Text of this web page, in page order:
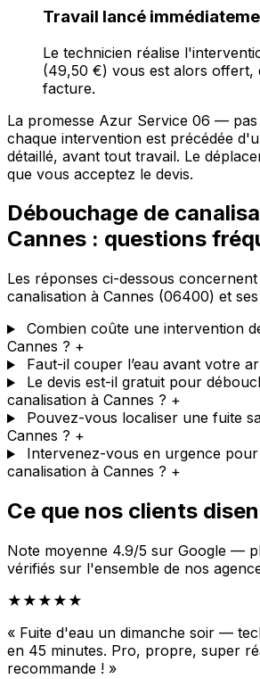
Travail lancé
Le technicien réalise
(49,50 €) vous est alors offert,
facture.
La promesse Azur Service 06 — pas
chaque intervention est précédée
détaillé, avant tout travail. Le
que vous acceptez le devis.
Débouchage de
Cannes : questions
Les réponses ci-dessous
canalisation à Cannes (06400) et
Combien coûte une intervention
Cannes ? +
Faut-il couper l’eau avant votre
Le devis est-il gratuit pour
canalisation à Cannes ? +
Pouvez-vous localiser une fuite
Cannes ? +
Intervenez-vous en urgence
canalisation à Cannes ? +
Ce que nos clients
Note moyenne 4.9/5 sur Google —
vérifiés sur l'ensemble de nos
★★★★★
« Fuite d'eau un dimanche soir —
en 45 minutes. Pro, propre, super
recommande ! »